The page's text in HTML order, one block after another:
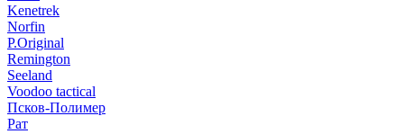
Kenetrek
Norfin
P.Original
Remington
Seeland
Voodoo tactical
Псков-Полимер
Рат